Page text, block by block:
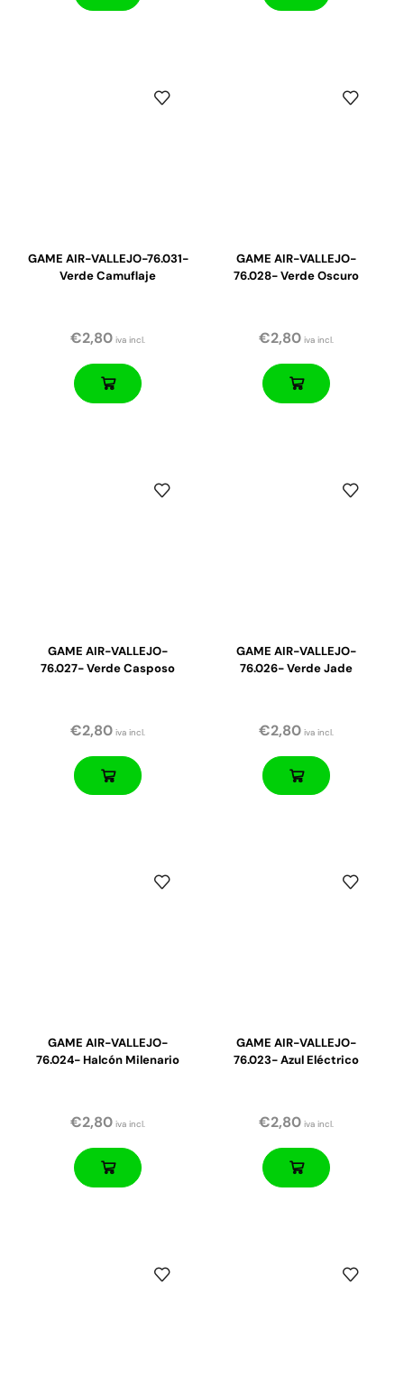
GAME AIR-VALLEJO-76.031-
Verde Camuflaje
€2,80 iva incl.
GAME AIR-VALLEJO-
76.028- Verde Oscuro
€2,80 iva incl.
GAME AIR-VALLEJO-
76.027- Verde Casposo
€2,80 iva incl.
GAME AIR-VALLEJO-
76.026- Verde Jade
€2,80 iva incl.
GAME AIR-VALLEJO-
76.024- Halcón Milenario
€2,80 iva incl.
GAME AIR-VALLEJO-
76.023- Azul Eléctrico
€2,80 iva incl.